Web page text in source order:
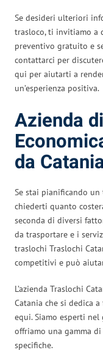
Se desideri ulteriori
trasloco, ti invitiamo a
preventivo gratuito e
contattarci per
qui per aiutarti a
un’esperienza positiva.
Azienda
da
Se stai pianificando un
chiederti quanto
seconda di diversi
da trasportare e i
traslochi Traslochi
competitivi e può
L’azienda Traslochi
Catania che si dedica
equi. Siamo esperti
offriamo una gamma
specifiche.